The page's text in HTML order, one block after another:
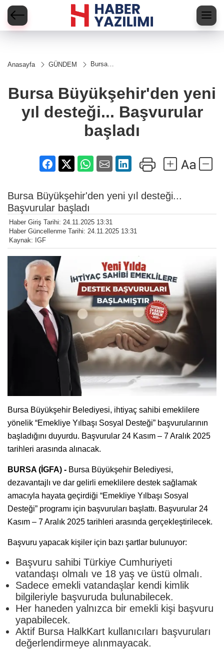
Anasayfa GÜNDEM
Bursa
desteği...
Başvurular
başladı
Bursa Büyükşehir'den yeni
yıl desteği... Başvurular
başladı
Bursa Büyükşehir'den yeni yıl desteği...
Başvurular başladı
Haber Giriş Tarihi: 24.11.2025 13:31
Haber Güncellenme Tarihi: 24.11.2025 13:31
Kaynak: IGF
Bursa Büyükşehir Belediyesi, ihtiyaç sahibi emeklilere
yönelik “Emekliye Yılbaşı Sosyal Desteği” başvurularının
başladığını duyurdu. Başvurular 24 Kasım – 7 Aralık 2025
tarihleri arasında alınacak.
BURSA (İGFA) - Bursa Büyükşehir Belediyesi,
dezavantajlı ve dar gelirli emeklilere destek sağlamak
amacıyla hayata geçirdiği “Emekliye Yılbaşı Sosyal
Desteği” programı için başvuruları başlattı. Başvurular 24
Kasım – 7 Aralık 2025 tarihleri arasında gerçekleştirilecek.
Başvuru yapacak kişiler için bazı şartlar bulunuyor:
Başvuru sahibi Türkiye Cumhuriyeti
vatandaşı olmalı ve 18 yaş ve üstü olmalı.
Sadece emekli vatandaşlar kendi kimlik
bilgileriyle başvuruda bulunabilecek.
Her haneden yalnızca bir emekli kişi başvuru
yapabilecek.
Aktif Bursa HalkKart kullanıcıları başvuruları
değerlendirmeye alınmayacak.